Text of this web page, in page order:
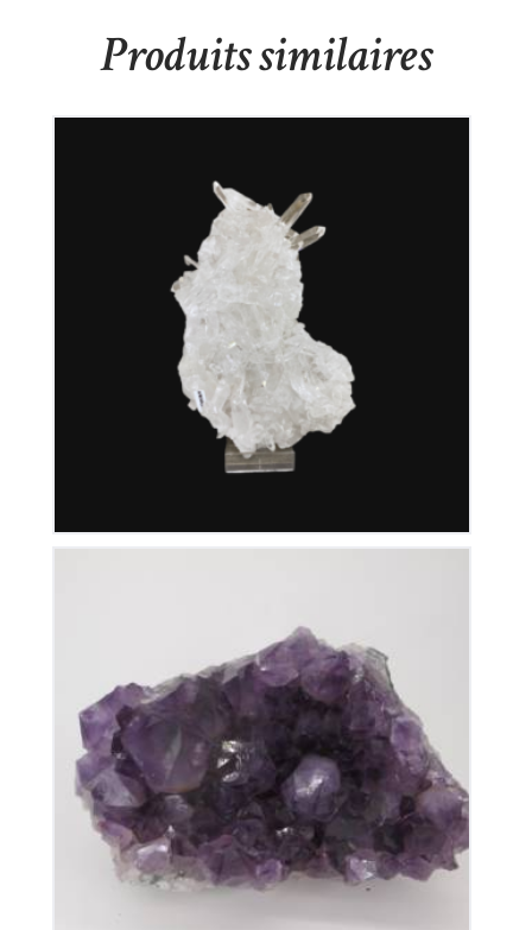
Produits similaires
Cristal de Roche
350 €
Améthyste du Brésil
110 €